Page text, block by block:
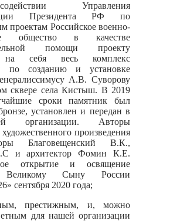
Управления
Президента РФ по
проектам Российское военно-
общество в качестве
помощи проекту
на себя весь комплекс
по созданию и установке
А.В. Суворову
сквере села Кистыш. В 2019
сроки памятник был
установлен и передан в
организации. Авторы
произведения
Благовещенский В.К.,
и архитектор Фомин К.Е.
открытие и освящение
Великому Сыну России
сентября 2020 года;
престижным, и, можно
для нашей организации